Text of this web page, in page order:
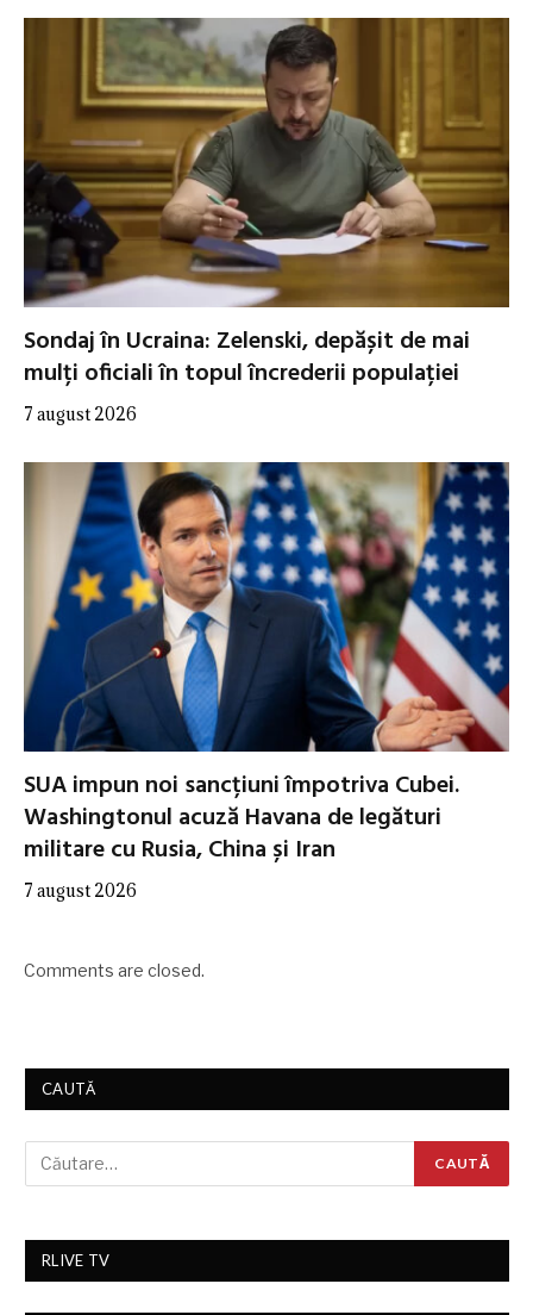
Sondaj în Ucraina: Zelenski, depășit de mai
mulți oficiali în topul încrederii populației
7 august 2026
SUA impun noi sancțiuni împotriva Cubei.
Washingtonul acuză Havana de legături
militare cu Rusia, China și Iran
7 august 2026
Comments are closed.
CAUTĂ
RLIVE TV